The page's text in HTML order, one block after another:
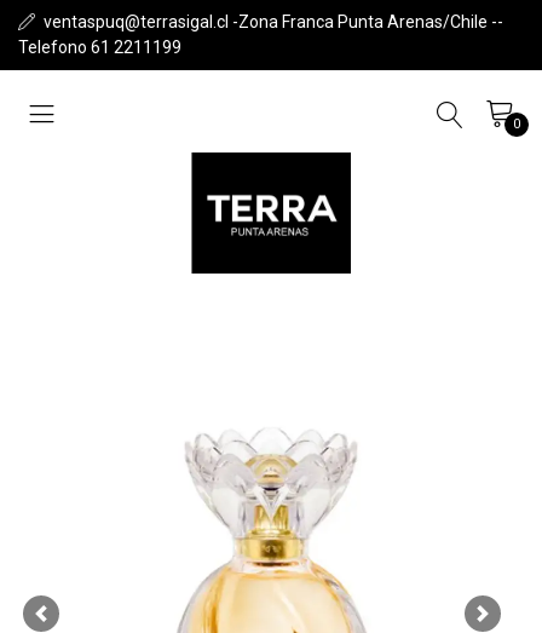
ventaspuq@terrasigal.cl -Zona Franca Punta Arenas/Chile --
Telefono 61 2211199
0
Previous Next